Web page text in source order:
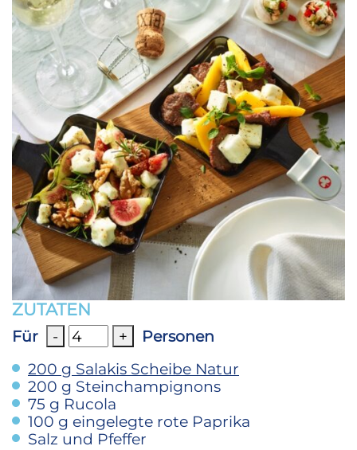
ZUTATEN
Für - +
Personen
200 g Salakis Scheibe Natur
200 g Steinchampignons
75 g Rucola
100 g eingelegte rote Paprika
Salz und Pfeffer